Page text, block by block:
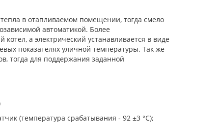
в отапливаемом помещении, тогда смело
автоматикой. Более
а электрический устанавливается в виде
показателях уличной температуры. Так же
тогда для поддержания заданной
(температура срабатывания - 92 ±3 °С);